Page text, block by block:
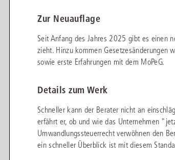
Datenschutzrecht
Familienrecht
Handels- und Gesellschaftsrecht
Insolvenzrecht
mehr erfahren
(Mo-Do 9-18 Uhr, Fr 9-17 Uhr).
für eine erste Produktempfehlung.
juris PraxisReporte
(Mo-Fr 8-18 Uhr).
Zur Neuauflage
Seit Anfang des Jahres 2025 gibt es einen
zieht. Hinzu kommen Gesetzesänderungen
sowie erste Erfahrungen mit dem MoPeG.
Details zum Werk
Schneller kann der Berater nicht an
erfährt er, ob und wie das Unternehmen
Umwandlungssteuerrecht verwöhnen den
ein schneller Überblick ist mit diesem